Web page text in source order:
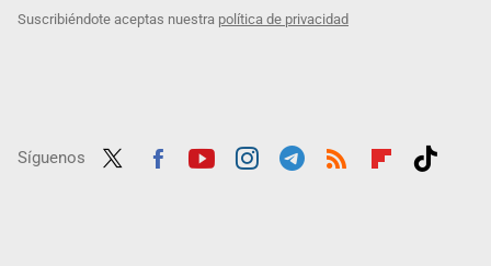
Suscribiéndote aceptas nuestra política de privacidad
Síguenos